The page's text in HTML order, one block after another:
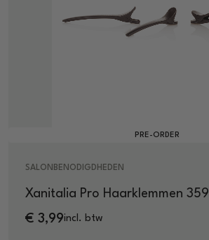
PRE-ORDER
SALONBENODIGDHEDEN
Xanitalia Pro Haarklemmen 359
€ 3,99incl. btw